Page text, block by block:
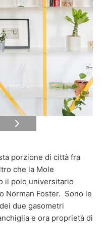
porzione di città fra
che la Mole
il polo universitario
Norman Foster. Sono le
due gasometri
e ora proprietà di